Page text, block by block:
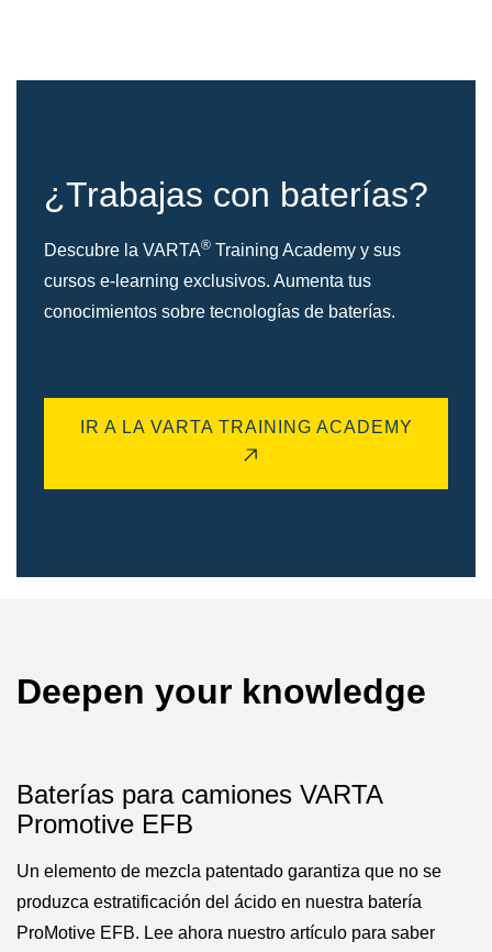
¿Trabajas con baterías?
Descubre la VARTA® Training Academy y sus
cursos e-learning exclusivos. Aumenta tus
conocimientos sobre tecnologías de baterías.
IR A LA VARTA TRAINING ACADEMY
Deepen your knowledge
Baterías para camiones VARTA
Promotive EFB
Un elemento de mezcla patentado garantiza que no se
produzca estratificación del ácido en nuestra batería
ProMotive EFB. Lee ahora nuestro artículo para saber